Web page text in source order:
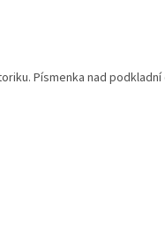
Písmenka nad